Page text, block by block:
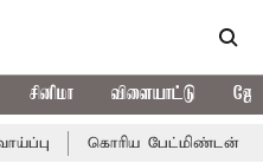
சினிமா விளையாட்டு
கொரிய பேட்மிண்டன் இறுதி